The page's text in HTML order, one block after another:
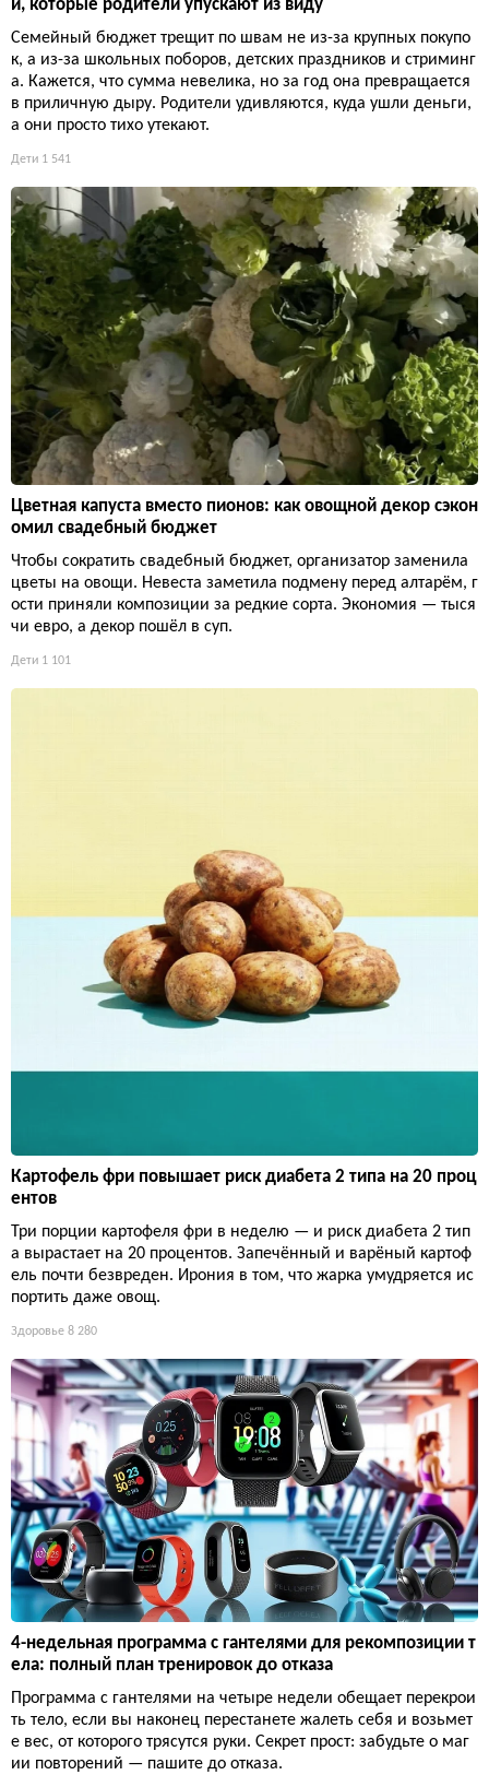
и, которые родители упускают из виду
Семейный бюджет трещит по швам не из-за крупных покупо
к, а из-за школьных поборов, детских праздников и стриминг
а. Кажется, что сумма невелика, но за год она превращается
в приличную дыру. Родители удивляются, куда ушли деньги,
а они просто тихо утекают.
Дети 1 541
Цветная капуста вместо пионов: как овощной декор сэкон
омил свадебный бюджет
Чтобы сократить свадебный бюджет, организатор заменила
цветы на овощи. Невеста заметила подмену перед алтарём, г
ости приняли композиции за редкие сорта. Экономия — тыся
чи евро, а декор пошёл в суп.
Дети 1 101
Картофель фри повышает риск диабета 2 типа на 20 проц
ентов
Три порции картофеля фри в неделю — и риск диабета 2 тип
а вырастает на 20 процентов. Запечённый и варёный картоф
ель почти безвреден. Ирония в том, что жарка умудряется ис
портить даже овощ.
Здоровье 8 280
4-недельная программа с гантелями для рекомпозиции т
ела: полный план тренировок до отказа
Программа с гантелями на четыре недели обещает перекрои
ть тело, если вы наконец перестанете жалеть себя и возьмет
е вес, от которого трясутся руки. Секрет прост: забудьте о маг
ии повторений — пашите до отказа.